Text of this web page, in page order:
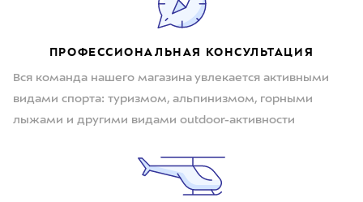
ПРОФЕССИОНАЛЬНАЯ КОНСУЛЬТАЦИЯ
Вся команда нашего магазина увлекается активными
видами спорта: туризмом, альпинизмом, горными
лыжами и другими видами outdoor-активности